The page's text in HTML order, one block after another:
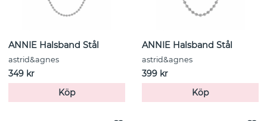
ANNIE Halsband Stål
astrid&agnes
349 kr
Köp
ANNIE Halsband Stål
astrid&agnes
399 kr
Köp